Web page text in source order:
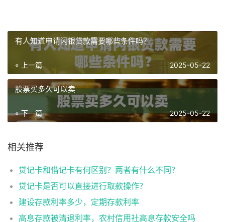
有人知道申请闪银贷款需要哪些条件吗？
« 上一篇 2025-05-22
股票买多久可以卖
« 下一篇 2025-05-22
相关推荐
贷记卡和借记卡有何区别？两者有什么不同？
贷记卡是否可以直接进行取款操作？
建设存款利率多少，定期存款利率
高息存款被清退利率，农村信用社高息存款安全吗